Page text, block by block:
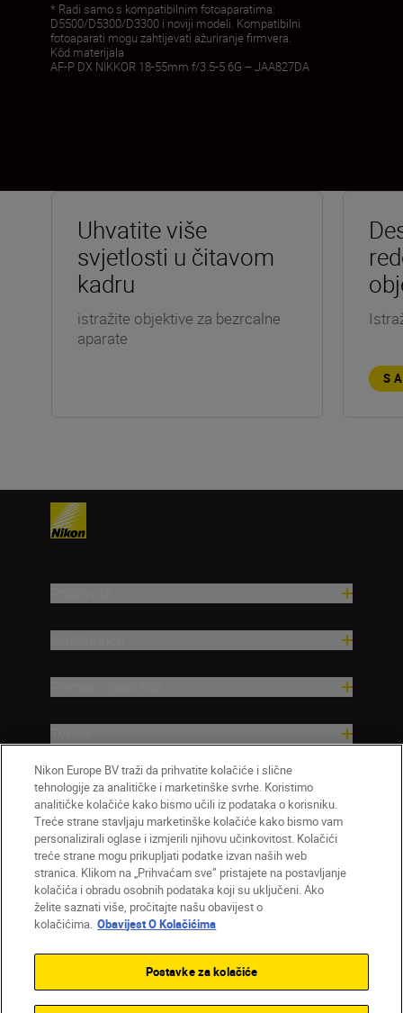
* Radi samo s kompatibilnim fotoaparatima:
D5500/D5300/D3300 i noviji modeli. Kompatibilni
fotoaparati mogu zahtijevati ažuriranje firmvera.
Kôd materijala
AF-P DX NIKKOR 18-55mm f/3.5-5.6G – JAA827DA
Uhvatite više
svjetlosti u čitavom
kadru
istražite objektive za bezrcalne
aparate
HR Nikon Sites
Obratite nam se
Obavijest o zaštiti privatnosti
Uvjeti upotrebe
Obavijest o kolačićima
Postavke kolačića
Nikon Europe BV traži da prihvatite kolačiće i slične
tehnologije za analitičke i marketinške svrhe. Koristimo
analitičke kolačiće kako bismo učili iz podataka o korisniku.
Treće strane stavljaju marketinške kolačiće kako bismo vam
personalizirali oglase i izmjerili njihovu učinkovitost. Kolačići
treće strane mogu prikupljati podatke izvan naših web
stranica. Klikom na „Prihvaćam sve” pristajete na postavljanje
kolačića i obradu osobnih podataka koji su uključeni. Ako
želite saznati više, pročitajte našu obavijest o
kolačićima. Obavijest O Kolačićima
Postavke za kolačiće